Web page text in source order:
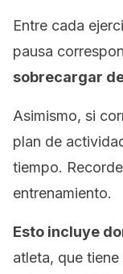
Entre cada
pausa
sobrecargar
Asimismo, si
plan de
tiempo.
entrenamiento.
Esto incluye
atleta, que